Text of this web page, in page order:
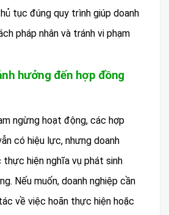
tục đúng quy trình giúp doanh
pháp nhân và tránh vi phạm
hưởng đến hợp đồng
ngừng hoạt động, các hợp
có hiệu lực, nhưng doanh
hiện nghĩa vụ phát sinh
Nếu muốn, doanh nghiệp cần
về việc hoãn thực hiện hoặc